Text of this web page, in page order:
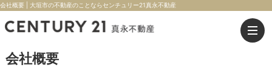
会社概要 | 大垣市の不動産のことならセンチュリー21真永不動産
会社概要